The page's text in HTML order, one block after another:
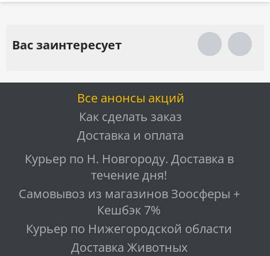
Вас заинтересует
Все анонсы акций
Как сделать заказ
Доставка и оплата
Курьер по Н. Новгороду. Доставка в
течение дня!
Самовывоз из магазинов Зоосферы +
Кешбэк 7%
Курьер по Нижегородской области
Доставка Животных